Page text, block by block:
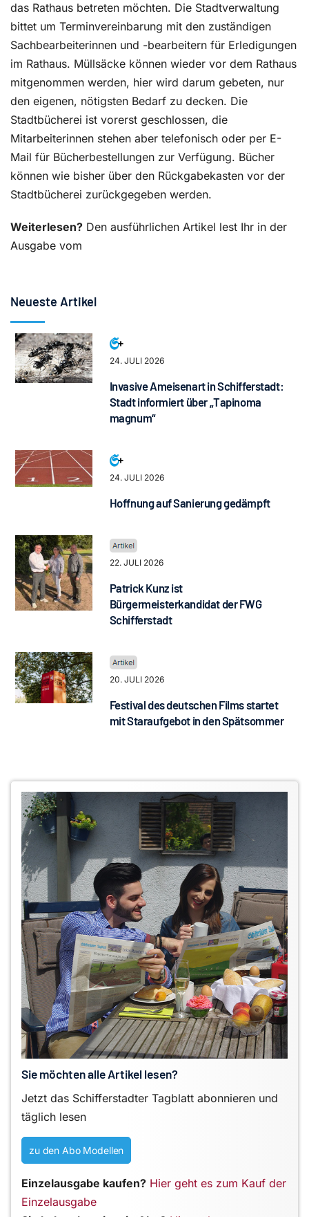
das Rathaus betreten möchten. Die Stadtverwaltung
bittet um Terminvereinbarung mit den zuständigen
Sachbearbeiterinnen und -bearbeitern für Erledigungen
im Rathaus. Müllsäcke können wieder vor dem Rathaus
mitgenommen werden, hier wird darum gebeten, nur
den eigenen, nötigsten Bedarf zu decken. Die
Stadtbücherei ist vorerst geschlossen, die
Mitarbeiterinnen stehen aber telefonisch oder per E-
Mail für Bücherbestellungen zur Verfügung. Bücher
können wie bisher über den Rückgabekasten vor der
Stadtbücherei zurückgegeben werden.
Weiterlesen? Den ausführlichen Artikel lest Ihr in der
Ausgabe vom
Neueste Artikel
24. JULI 2026
Invasive Ameisenart in Schifferstadt:
Stadt informiert über „Tapinoma
magnum“
24. JULI 2026
Hoffnung auf Sanierung gedämpft
22. JULI 2026
Patrick Kunz ist
Bürgermeisterkandidat der FWG
Schifferstadt
20. JULI 2026
Festival des deutschen Films startet
mit Staraufgebot in den Spätsommer
Sie möchten alle Artikel lesen?
Jetzt das Schifferstadter Tagblatt abonnieren und
täglich lesen
zu den Abo Modellen
Einzelausgabe kaufen? Hier geht es zum Kauf der
Einzelausgabe